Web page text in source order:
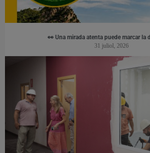
👀 Una mirada atenta puede marcar la
31 juliol, 2026